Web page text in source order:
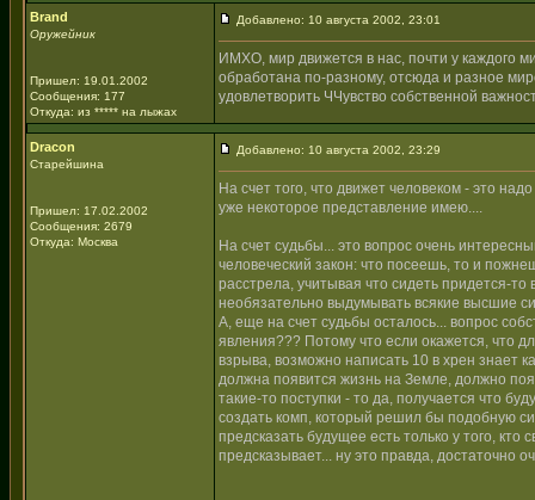
Brand
Оружейник
Пришел: 19.01.2002
Сообщения: 177
Откуда: из ***** на лыжах
Добавлено: 10 августа 2002, 23:01
ИМХО, мир движется в нас, почти у каждого
обработана по-разному, отсюда и разное
удовлетворить ЧЧувство собственной
Dracon
Старейшина
Пришел: 17.02.2002
Сообщения: 2679
Откуда: Москва
Добавлено: 10 августа 2002, 23:29
На счет того, что движет человеком - это
уже некоторое представление имею....
На счет судьбы... это вопрос очень
человеческий закон: что посеешь, то и
расстрела, учитывая что сидеть придется-
необязательно выдумывать всякие высшие
А, еще на счет судьбы осталось... вопрос
явления??? Потому что если окажется, что
взрыва, возможно написать 10 в хрен знает
должна появится жизнь на Земле, должно
такие-то поступки - то да, получается что
создать комп, который решил бы подобную
предсказать будущее есть только у того,
предсказывает... ну это правда, достаточно